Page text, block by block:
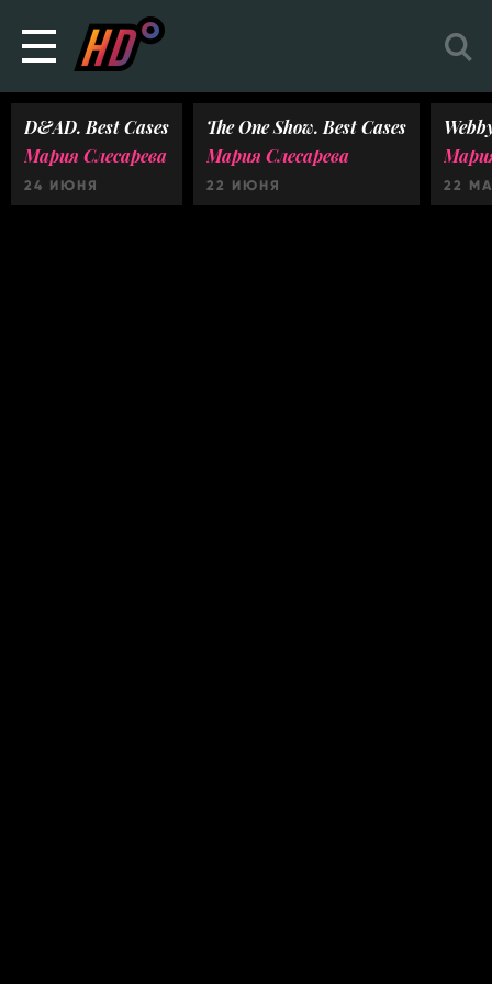
D&AD. Best Cases
Мария Слесарева
24 ИЮНЯ
The One Show. Best Cases
Мария Слесарева
22 ИЮНЯ 22